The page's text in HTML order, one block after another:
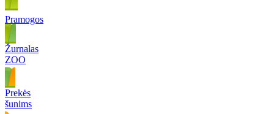
Pramogos
Žurnalas
ZOO
Prekės
šunims